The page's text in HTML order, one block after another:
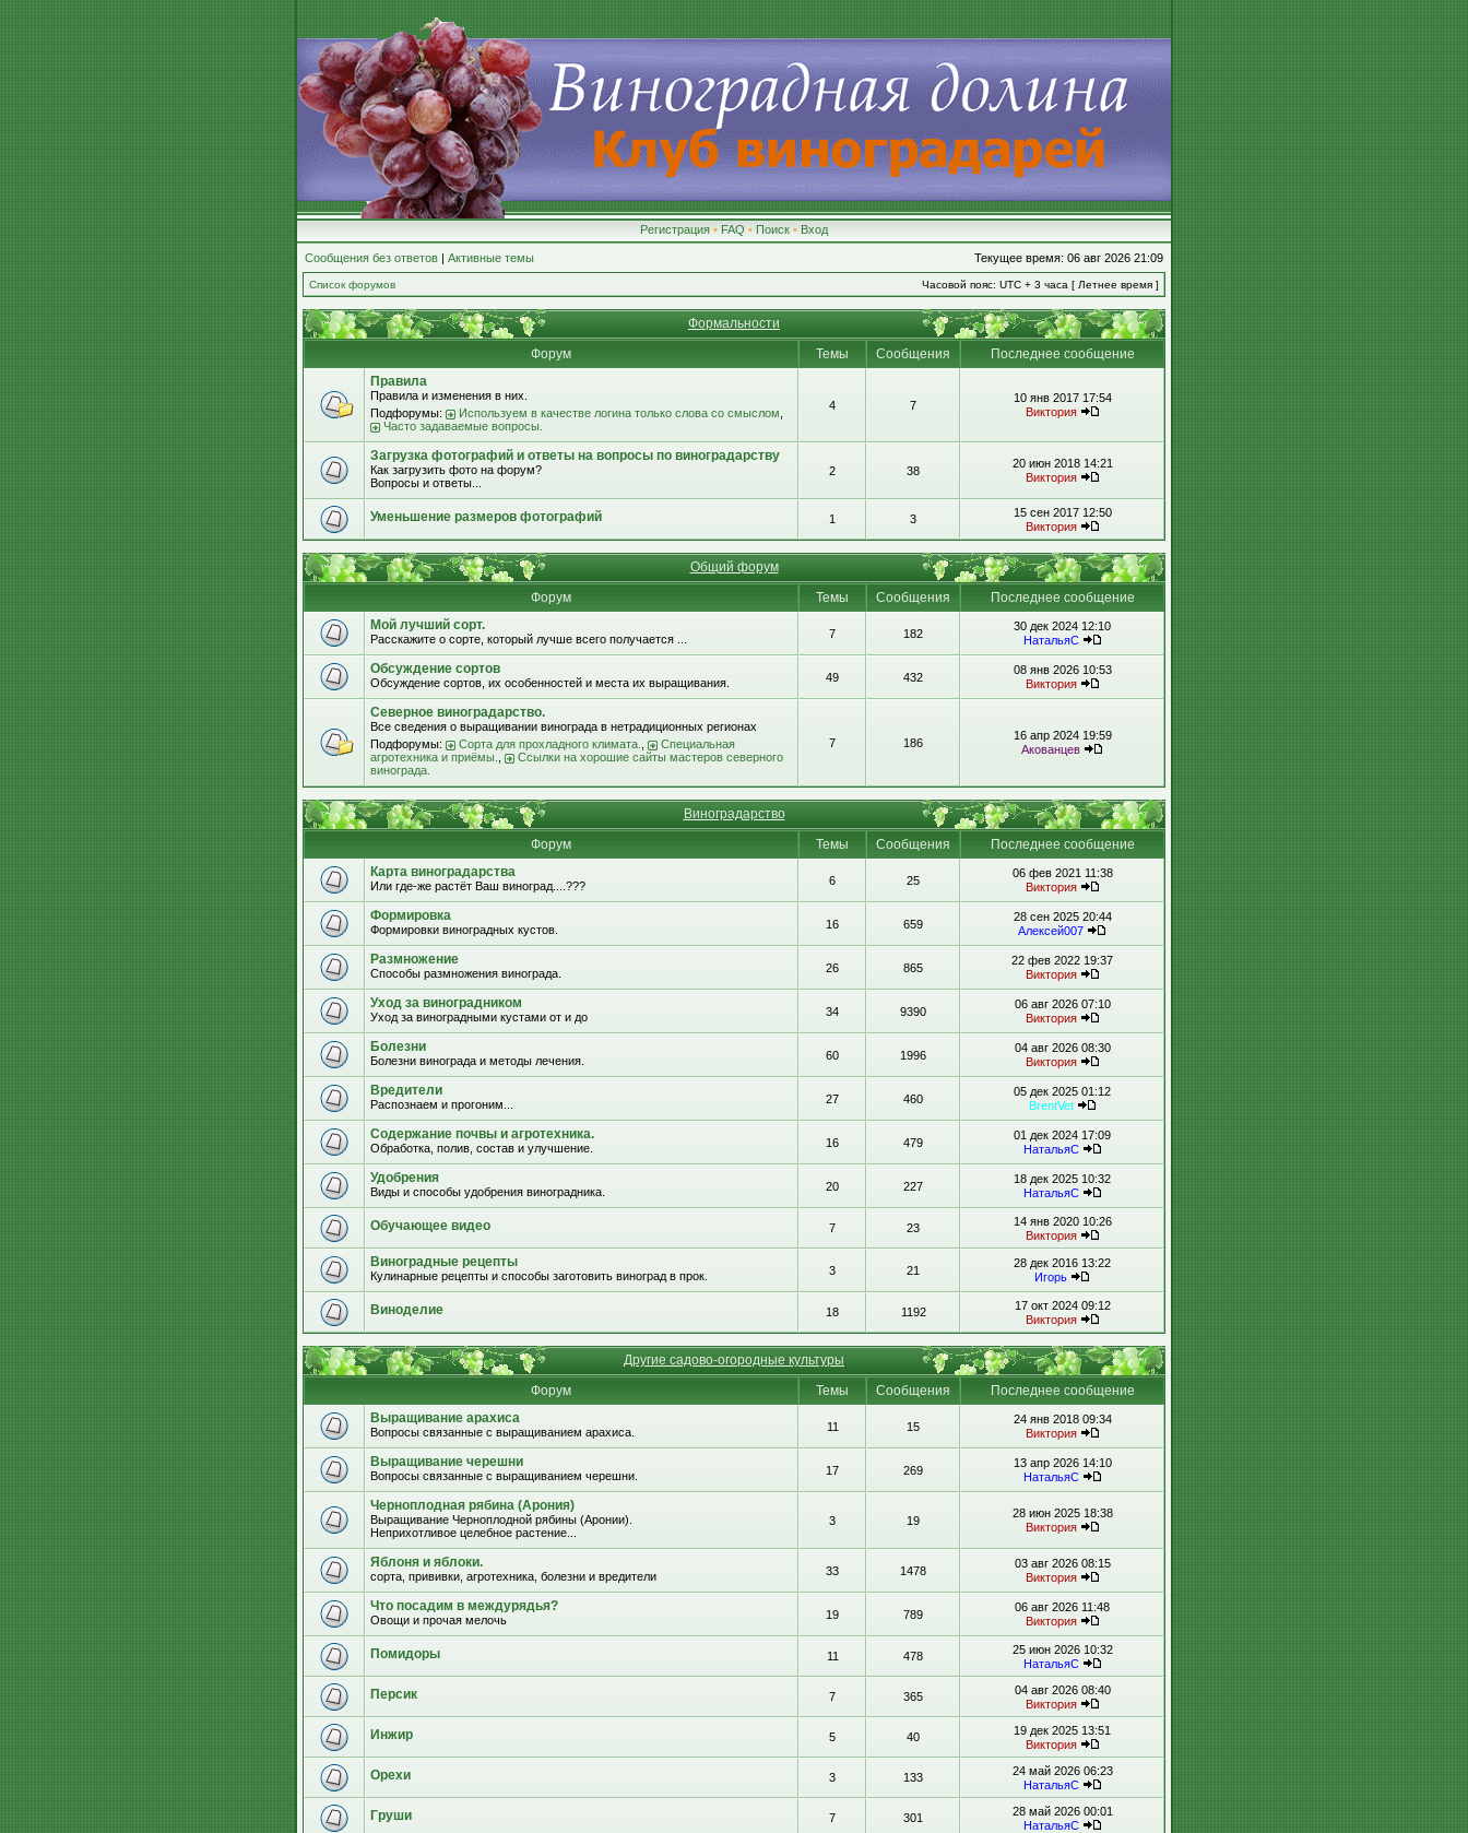
Регистрация • FAQ • Поиск • Вход
Сообщения без ответов | Активные темы Текущее время: 06 авг 2026 21:09
Список форумов Часовой пояс: UTC + 3 часа [ Летнее время ]
Формальности
Форум
Темы Сообщения
Последнее сообщение
Правила
Правила и изменения в них.
Подфорумы:
Используем в качестве логина только слова со смыслом
Часто задаваемые вопросы.
4 7
10 янв 2017 17:54
Виктория
Загрузка фотографий и ответы на вопросы по виноградарству
Как загрузить фото на форум?
Вопросы и ответы...
2 38
20 июн 2018 14:21
Виктория
Уменьшение размеров фотографий 1 3
15 сен 2017 12:50
Виктория
Общий форум
Форум
Темы Сообщения
Последнее сообщение
Мой лучший сорт.
Расскажите о сорте, который лучше всего получается ... 7 182
30 дек 2024 12:10
НатальяС
Обсуждение сортов
Обсуждение сортов, их особенностей и места их выращивания. 49 432
08 янв 2026 10:53
Виктория
Северное виноградарство.
Все сведения о выращивании винограда в нетрадиционных регионах
Подфорумы:
Сорта для прохладного климата.
Специальная
агротехника и приёмы.
Ссылки на хорошие сайты мастеров северного
винограда.
7 186
16 апр 2024 19:59
Акованцев
Виноградарство
Форум
Темы Сообщения
Последнее сообщение
Карта виноградарства
Или где-же растёт Ваш виноград....??? 6 25
06 фев 2021 11:38
Виктория
Формировка
Формировки виноградных кустов. 16 659
28 сен 2025 20:44
Алексей007
Размножение
Способы размножения винограда. 26 865
22 фев 2022 19:37
Виктория
Уход за виноградником
Уход за виноградными кустами от и до 34 9390
06 авг 2026 07:10
Виктория
Болезни
Болезни винограда и методы лечения. 60 1996
04 авг 2026 08:30
Виктория
Вредители
Распознаем и прогоним... 27 460
05 дек 2025 01:12
BrentVet
Содержание почвы и агротехника.
Обработка, полив, состав и улучшение. 16 479
01 дек 2024 17:09
НатальяС
Удобрения
Виды и способы удобрения виноградника. 20 227
18 дек 2025 10:32
НатальяС
Обучающее видео 7 23
14 янв 2020 10:26
Виктория
Виноградные рецепты
Кулинарные рецепты и способы заготовить виноград в прок. 3 21
28 дек 2016 13:22
Игорь
Виноделие 18 1192
17 окт 2024 09:12
Виктория
Другие садово-огородные культуры
Форум
Темы Сообщения
Последнее сообщение
Выращивание арахиса
Вопросы связанные с выращиванием арахиса. 11 15
24 янв 2018 09:34
Виктория
Выращивание черешни
Вопросы связанные с выращиванием черешни. 17 269
13 апр 2026 14:10
НатальяС
Черноплодная рябина (Арония)
Выращивание Черноплодной рябины (Аронии).
Неприхотливое целебное растение...
3 19
28 июн 2025 18:38
Виктория
Яблоня и яблоки.
сорта, прививки, агротехника, болезни и вредители 33 1478
03 авг 2026 08:15
Виктория
Что посадим в междурядья?
Овощи и прочая мелочь 19 789
06 авг 2026 11:48
Виктория
Помидоры 11 478
25 июн 2026 10:32
НатальяС
Персик 7 365
04 авг 2026 08:40
Виктория
Инжир 5 40
19 дек 2025 13:51
Виктория
Орехи 3 133
24 май 2026 06:23
НатальяС
Груши 7 301
28 май 2026 00:01
НатальяС